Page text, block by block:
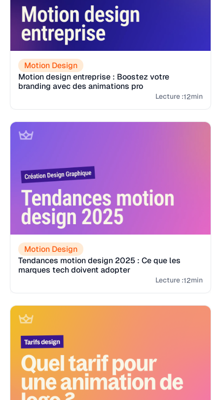
Motion Design
Motion design entreprise : Boostez votre
branding avec des animations pro
Lecture :12min
Motion Design
Tendances motion design 2025 : Ce que les
marques tech doivent adopter
Lecture :12min